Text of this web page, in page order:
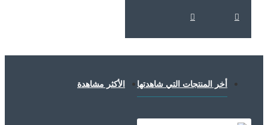
أخر المنتجات التي شاهدتها الأكثر مشاهدة